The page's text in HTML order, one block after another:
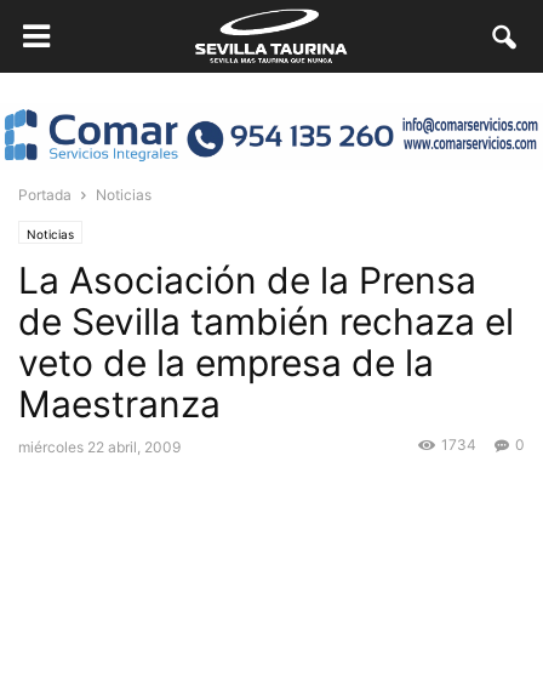
Portada Noticias
Noticias
La Asociación de la Prensa
de Sevilla también rechaza el
veto de la empresa de la
Maestranza
miércoles 22 abril, 2009 0
1734